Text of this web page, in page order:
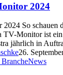
2024
So schauen
TV-Monitor ist
jährlich in
26.
News